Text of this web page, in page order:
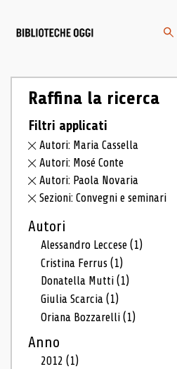
Raffina la ricerca
Filtri applicati
Autori: Maria Cassella
Autori: Mosé Conte
Autori: Paola Novaria
Sezioni: Convegni e seminari
Autori
Alessandro Leccese(1)
Cristina Ferrus(1)
Donatella Mutti(1)
Giulia Scarcia(1)
Oriana Bozzarelli(1)
Anno
2012(1)